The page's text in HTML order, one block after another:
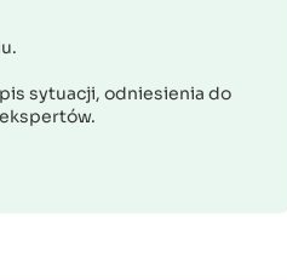
sytuacji, odniesienia do